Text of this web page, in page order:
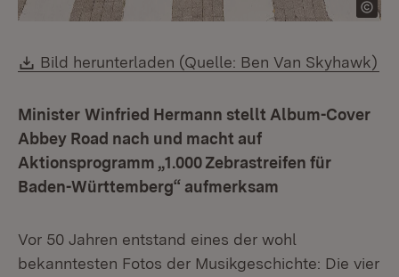
Download:
Bild herunterladen (Quelle: Ben Van Skyhawk)
Minister Winfried Hermann stellt Album-Cover
Abbey Road nach und macht auf
Aktionsprogramm „1.000 Zebrastreifen für
Baden-Württemberg“ aufmerksam
Vor 50 Jahren entstand eines der wohl
bekanntesten Fotos der Musikgeschichte: Die vier